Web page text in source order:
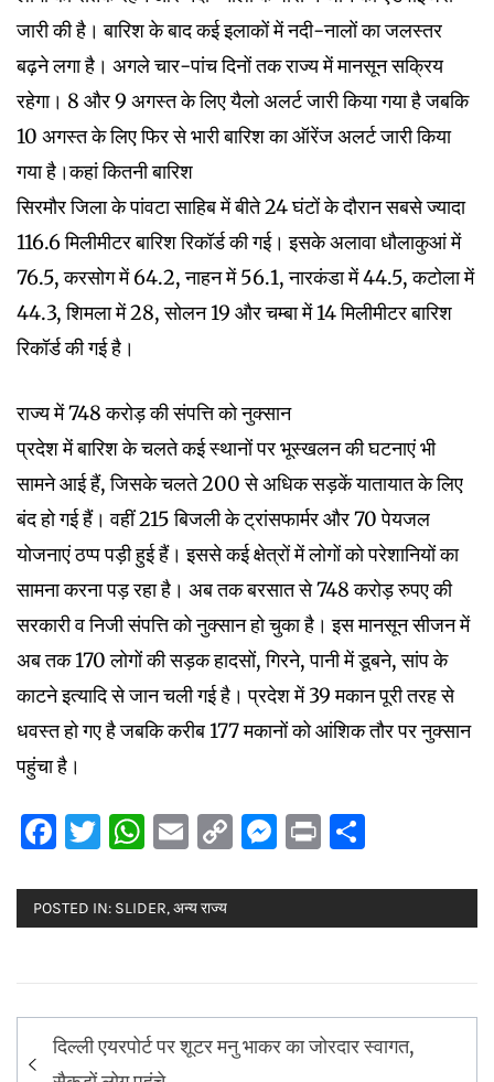
जारी की है। बारिश के बाद कई इलाकों में नदी-नालों का जलस्तर
बढ़ने लगा है। अगले चार-पांच दिनों तक राज्य में मानसून सक्रिय
रहेगा। 8 और 9 अगस्त के लिए यैलो अलर्ट जारी किया गया है जबकि
10 अगस्त के लिए फिर से भारी बारिश का ऑरेंज अलर्ट जारी किया
गया है।कहां कितनी बारिश
सिरमौर जिला के पांवटा साहिब में बीते 24 घंटों के दौरान सबसे ज्यादा
116.6 मिलीमीटर बारिश रिकॉर्ड की गई। इसके अलावा धौलाकुआं में
76.5, करसोग में 64.2, नाहन में 56.1, नारकंडा में 44.5, कटोला में
44.3, शिमला में 28, सोलन 19 और चम्बा में 14 मिलीमीटर बारिश
रिकॉर्ड की गई है।
राज्य में 748 करोड़ की संपत्ति को नुक्सान
प्रदेश में बारिश के चलते कई स्थानों पर भूस्खलन की घटनाएं भी
सामने आई हैं, जिसके चलते 200 से अधिक सड़कें यातायात के लिए
बंद हो गई हैं। वहीं 215 बिजली के ट्रांसफार्मर और 70 पेयजल
योजनाएं ठप्प पड़ी हुई हैं। इससे कई क्षेत्रों में लोगों को परेशानियों का
सामना करना पड़ रहा है। अब तक बरसात से 748 करोड़ रुपए की
सरकारी व निजी संपत्ति को नुक्सान हो चुका है। इस मानसून सीजन में
अब तक 170 लोगों की सड़क हादसों, गिरने, पानी में डूबने, सांप के
काटने इत्यादि से जान चली गई है। प्रदेश में 39 मकान पूरी तरह से
धवस्त हो गए है जबकि करीब 177 मकानों को आंशिक तौर पर नुक्सान
पहुंचा है।
Facebook
Twitter
WhatsApp
Email
CopyMessenger
Print
POSTED IN: SLIDER,अन्य राज्य
Post
navigation
दिल्ली एयरपोर्ट पर शूटर मनु भाकर का जोरदार स्वागत,